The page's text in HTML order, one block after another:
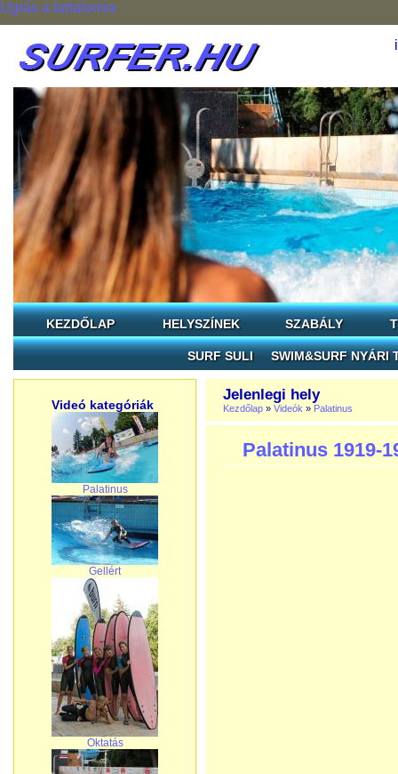
Ugrás a tartalomra
KEZDŐLAP HELYSZÍNEK SZABÁLY
SURF SULI SWIM&SURF NYÁRI
Videó kategóriák
Palatinus
Gellért
Oktatás
Jelenlegi hely
Kezdőlap » Videók » Palatinus
Palatinus 1919-